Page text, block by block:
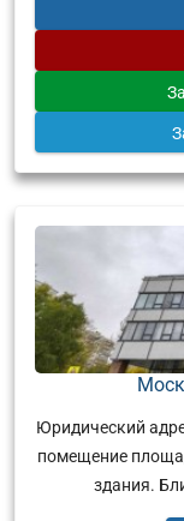
Юридический
помещение
здания.